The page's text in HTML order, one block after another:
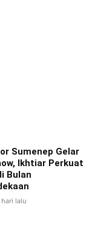
Sumenep Gelar
Ikhtiar Perkuat
Bulan
hari lalu